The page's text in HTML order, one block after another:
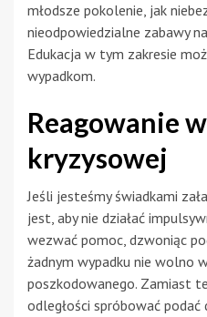
młodsze pokolenie, jak
nieodpowiedzialne zabawy
Edukacja w tym zakresie
wypadkom.
Reagowanie
kryzysowej
Jeśli jesteśmy świadkami
jest, aby nie działać
wezwać pomoc, dzwoniąc
żadnym wypadku nie wolno
poszkodowanego. Zamiast
odległości spróbować